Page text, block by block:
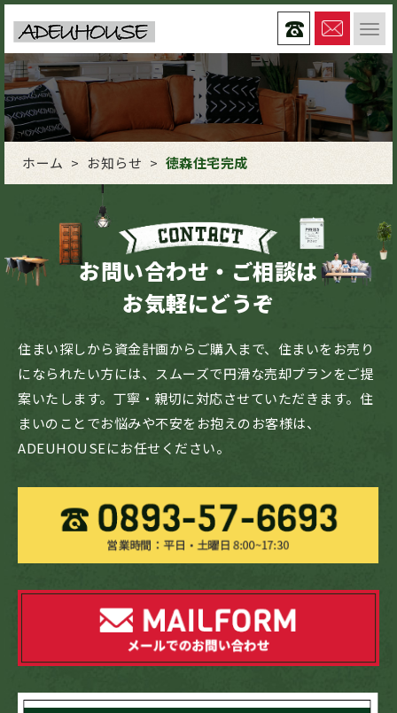
ホーム > お知らせ > 徳森住宅完成
お問い合わせ・ご相談は
お気軽にどうぞ
住まい探しから資金計画からご購入まで、住まいをお売り
になられたい方には、スムーズで円滑な売却プランをご提
案いたします。丁寧・親切に対応させていただきます。住
まいのことでお悩みや不安をお抱えのお客様は、
ADEUHOUSEにお任せください。